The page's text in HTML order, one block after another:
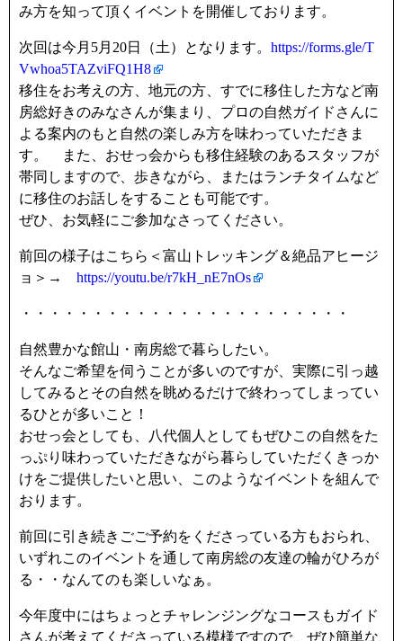
み方を知って頂くイベントを開催しております。
次回は今月5月20日（土）となります。 https://forms.gle/T
Vwhoa5TAZviFQ1H8
移住をお考えの方、地元の方、すでに移住した方など南
房総好きのみなさんが集まり、プロの自然ガイドさんに
よる案内のもと自然の楽しみ方を味わっていただきま
す。 また、おせっ会からも移住経験のあるスタッフが
帯同しますので、歩きながら、またはランチタイムなど
に移住のお話しをすることも可能です。
ぜひ、お気軽にご参加なさってください。
前回の様子はこちら＜富山トレッキング＆絶品アヒージ
ョ＞→ https://youtu.be/r7kH_nE7nOs
・・・・・・・・・・・・・・・・・・・・・・・
自然豊かな館山・南房総で暮らしたい。
そんなご希望を伺うことが多いのですが、実際に引っ越
してみるとその自然を眺めるだけで終わってしまってい
るひとが多いこと！
おせっ会としても、八代個人としてもぜひこの自然をた
っぷり味わっていただきながら暮らしていただくきっか
けをご提供したいと思い、このようなイベントを組んで
おります。
前回に引き続きごご予約をくださっている方もおられ、
いずれこのイベントを通して南房総の友達の輪がひろが
る・・なんてのも楽しいなぁ。
今年度中にはちょっとチャレンジングなコースもガイド
さんが考えてくださっている模様ですので、ぜひ簡単な